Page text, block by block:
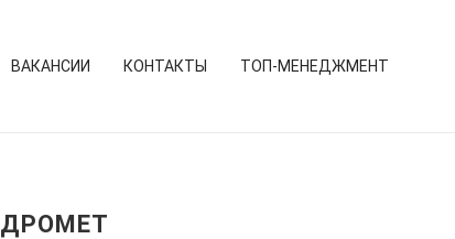
ВАКАНСИИ КОНТАКТЫ ТОП-МЕНЕДЖМЕНТ